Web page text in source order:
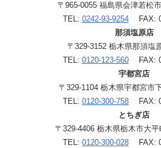
〒965-0055 福島県会津若松
TEL: 0242-93-9254 FAX:
那須塩原店
〒329-3152 栃木県那須塩
TEL: 0120-123-560 FAX:
宇都宮店
〒329-1104 栃木県宇都宮市
TEL: 0120-300-758 FAX:
とちぎ店
〒329-4406 栃木県栃木市大
TEL: 0120-300-028 FAX: